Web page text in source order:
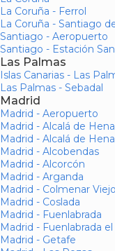
La Coruña - Ferrol
La Coruña - Santiago
Santiago - Aeropuerto
Santiago - Estación
Las Palmas
Islas Canarias - Las
Las Palmas - Sebadal
Madrid
Madrid - Aeropuerto
Madrid - Alcalá de
Madrid - Alcalá de
Madrid - Alcobendas
Madrid - Alcorcón
Madrid - Arganda
Madrid - Colmenar Viejo
Madrid - Coslada
Madrid - Fuenlabrada
Madrid - Fuenlabrada
Madrid - Getafe